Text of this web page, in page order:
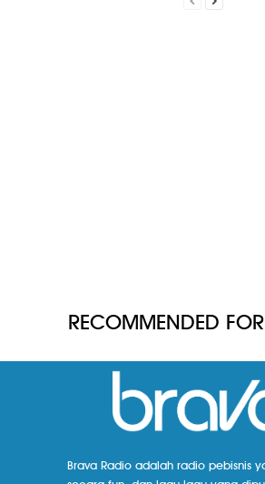
RECOMMENDED
Brava Radio adalah radio pebisnis